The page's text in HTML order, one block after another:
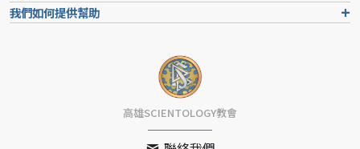
我們如何提供幫助
高雄SCIENTOLOGY教會